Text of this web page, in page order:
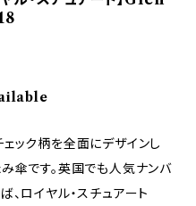
ック柄を全面にデザインし
傘です。英国でも人気ナンバ
、ロイヤル・スチュアート